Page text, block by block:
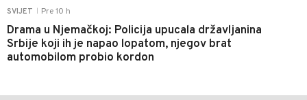
SVIJET Pre 10 h
Drama u Njemačkoj: Policija upucala državljanina
Srbije koji ih je napao lopatom, njegov brat
automobilom probio kordon